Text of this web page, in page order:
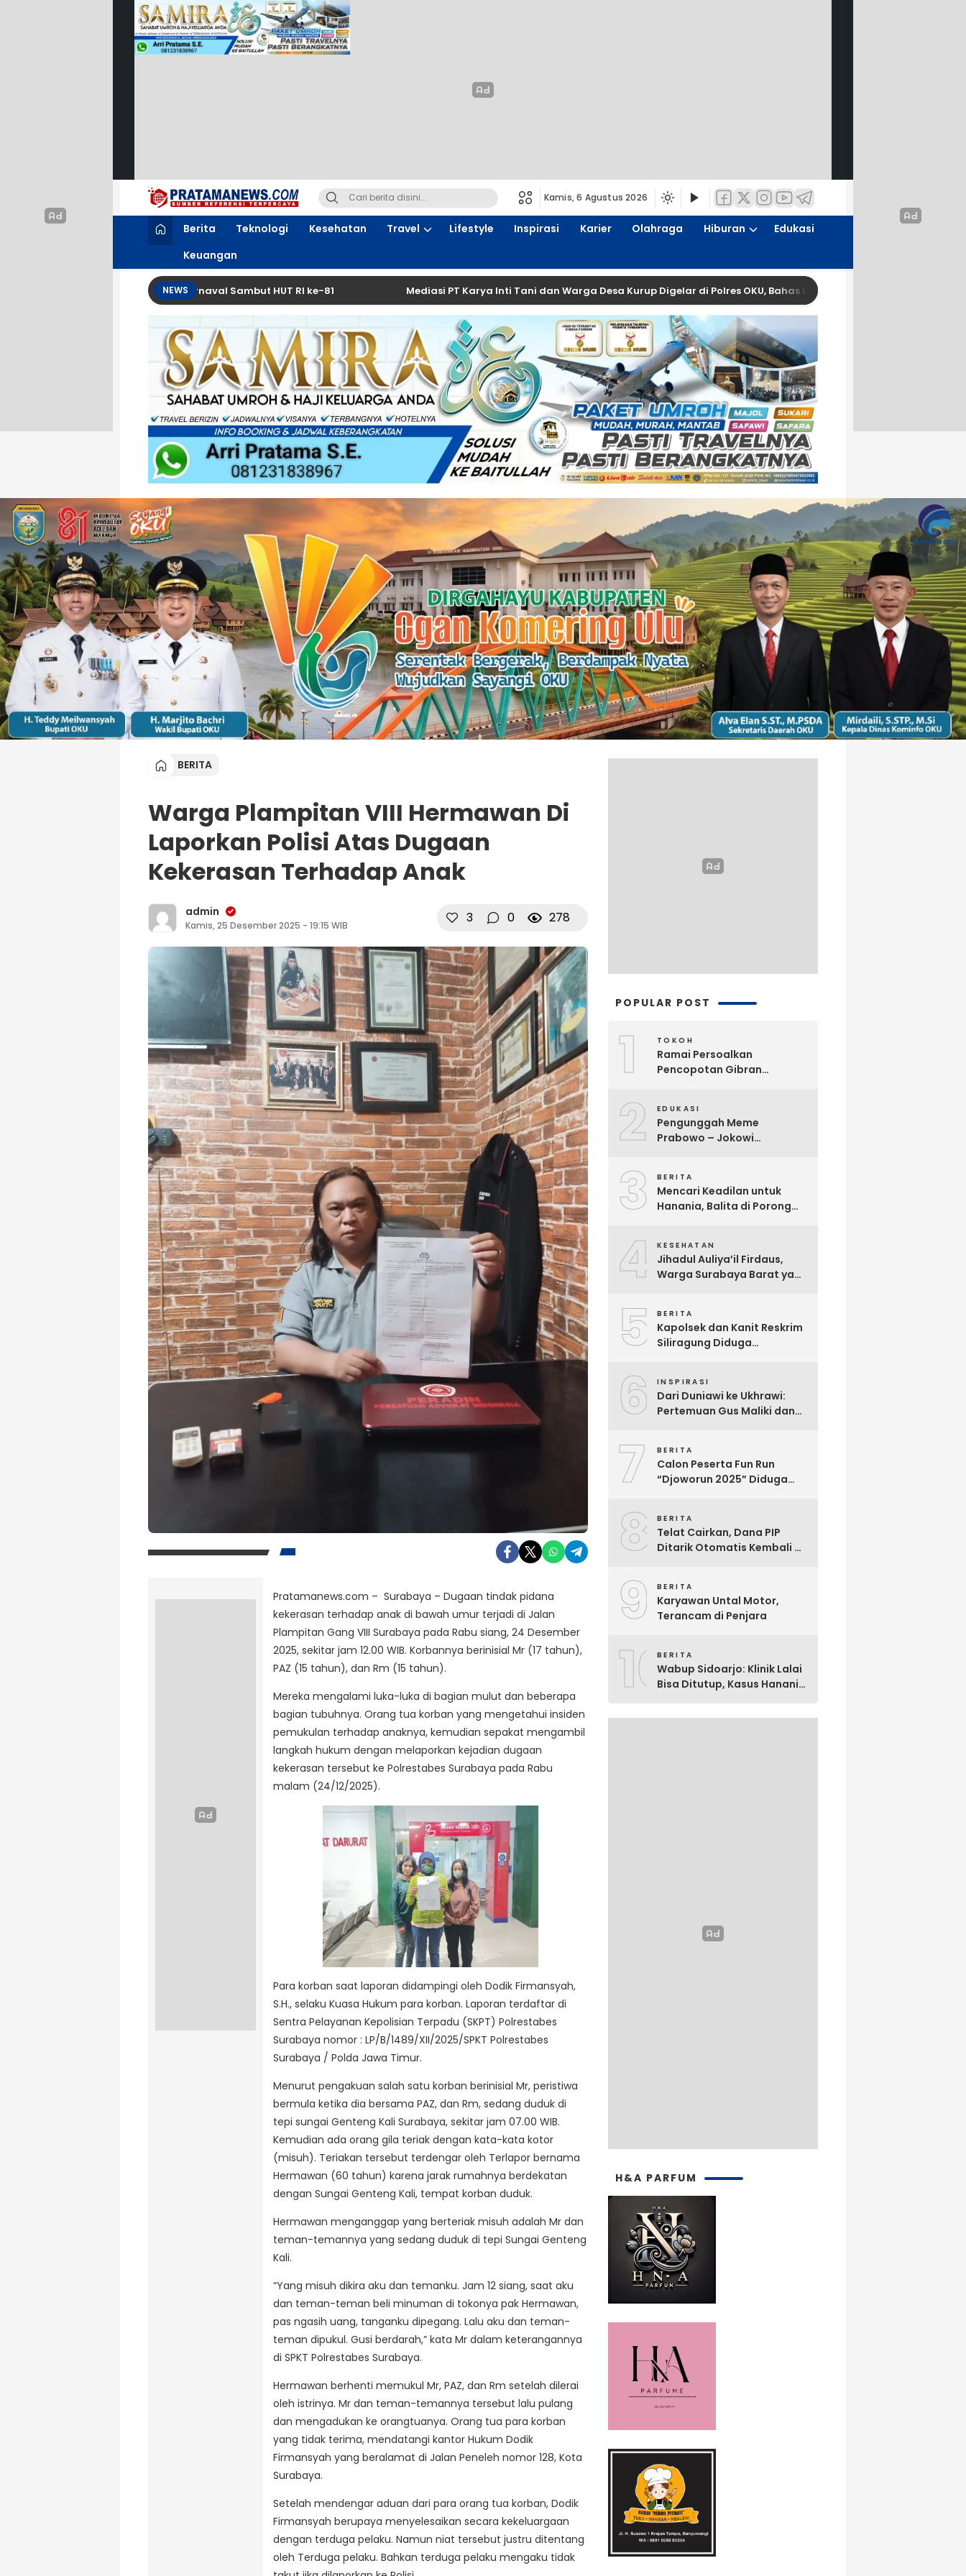
PratamaNews.com
Sumber Referensi Terpercaya
Kamis, 6 Agustus 2026
Berita Teknologi Kesehatan Travel Lifestyle Inspirasi Karier Olahraga Hiburan
Edukasi
Keuangan
NEWS
Bahas Persiapan Karnaval Sambut HUT RI ke-81 Mediasi PT Karya Inti Tani dan Warga Desa Kurup Digelar di Polres OKU, Bahas Limbah, CSR, dan Kemitraan hasilnya NOL
BERITA
Warga Plampitan VIII Hermawan Di
Laporkan Polisi Atas Dugaan
Kekerasan Terhadap Anak
admin
Kamis, 25 Desember 2025 - 19:15 WIB 3 0 278
Pratamanews.com – Surabaya – Dugaan tindak pidana
kekerasan terhadap anak di bawah umur terjadi di Jalan
Plampitan Gang VIII Surabaya pada Rabu siang, 24 Desember
2025, sekitar jam 12.00 WIB. Korbannya berinisial Mr (17 tahun),
PAZ (15 tahun), dan Rm (15 tahun).
Mereka mengalami luka-luka di bagian mulut dan beberapa
bagian tubuhnya. Orang tua korban yang mengetahui insiden
pemukulan terhadap anaknya, kemudian sepakat mengambil
langkah hukum dengan melaporkan kejadian dugaan
kekerasan tersebut ke Polrestabes Surabaya pada Rabu
malam (24/12/2025).
Para korban saat laporan didampingi oleh Dodik Firmansyah,
S.H., selaku Kuasa Hukum para korban. Laporan terdaftar di
Sentra Pelayanan Kepolisian Terpadu (SKPT) Polrestabes
Surabaya nomor : LP/B/1489/XII/2025/SPKT Polrestabes
Surabaya / Polda Jawa Timur.
Menurut pengakuan salah satu korban berinisial Mr, peristiwa
bermula ketika dia bersama PAZ, dan Rm, sedang duduk di
tepi sungai Genteng Kali Surabaya, sekitar jam 07.00 WIB.
Kemudian ada orang gila teriak dengan kata-kata kotor
(misuh). Teriakan tersebut terdengar oleh Terlapor bernama
Hermawan (60 tahun) karena jarak rumahnya berdekatan
dengan Sungai Genteng Kali, tempat korban duduk.
Hermawan menganggap yang berteriak misuh adalah Mr dan
teman-temannya yang sedang duduk di tepi Sungai Genteng
Kali.
“Yang misuh dikira aku dan temanku. Jam 12 siang, saat aku
dan teman-teman beli minuman di tokonya pak Hermawan,
pas ngasih uang, tanganku dipegang. Lalu aku dan teman-
teman dipukul. Gusi berdarah,” kata Mr dalam keterangannya
di SPKT Polrestabes Surabaya.
Hermawan berhenti memukul Mr, PAZ, dan Rm setelah dilerai
oleh istrinya. Mr dan teman-temannya tersebut lalu pulang
dan mengadukan ke orangtuanya. Orang tua para korban
yang tidak terima, mendatangi kantor Hukum Dodik
Firmansyah yang beralamat di Jalan Peneleh nomor 128, Kota
Surabaya.
Setelah mendengar aduan dari para orang tua korban, Dodik
Firmansyah berupaya menyelesaikan secara kekeluargaan
dengan terduga pelaku. Namun niat tersebut justru ditentang
oleh Terduga pelaku. Bahkan terduga pelaku mengaku tidak
POPULAR POST
1 TOKOH
Ramai Persoalkan
Pencopotan Gibran
Angkat Bicara
2 EDUKASI
Pengunggah Meme
Prabowo – Jokowi
3 BERITA
Mencari Keadilan untuk
Hanania, Balita di Porong
4 KESEHATAN
Jihadul Auliya’il Firdaus,
Warga Surabaya Barat yang
5 BERITA
Kapolsek dan Kanit Reskrim
Siliragung Diduga
6 INSPIRASI
Dari Duniawi ke Ukhrawi:
Pertemuan Gus Maliki dan
7 BERITA
Calon Peserta Fun Run
“Djoworun 2025” Diduga
8 BERITA
Telat Cairkan, Dana PIP
Ditarik Otomatis Kembali Ke
9 BERITA
Karyawan Untal Motor,
Terancam di Penjara
10BERITA
Wabup Sidoarjo: Klinik Lalai
Bisa Ditutup, Kasus Hanania
H&A PARFUM